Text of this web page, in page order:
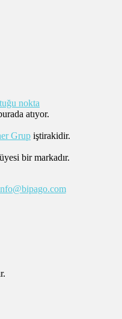
atıyor.
iştirakidir.
üyesi bir markadır.